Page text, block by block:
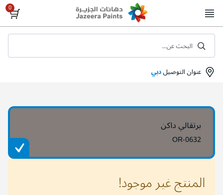
to
Content
عنوان التوصيلدبي
البحث عن...
برتقالي داكن
OR-0632
المنتج غير موجود!